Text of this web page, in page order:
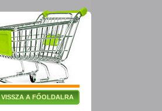
VISSZA A FŐOLDALRA